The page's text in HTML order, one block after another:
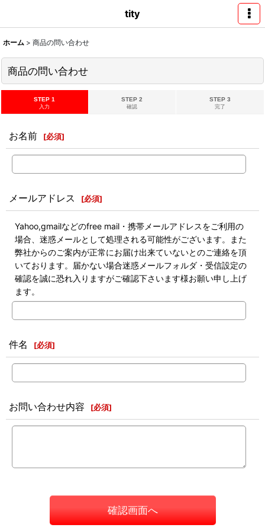
tity
ホーム > 商品の問い合わせ
商品の問い合わせ
STEP 1
入力
STEP 2
確認
STEP 3
完了
お名前 [必須]
メールアドレス [必須]
Yahoo,gmailなどのfree mail・携帯メールアドレスをご利用の
場合、迷惑メールとして処理される可能性がございます。また
弊社からのご案内が正常にお届け出来ていないとのご連絡を頂
いております。届かない場合迷惑メールフォルダ・受信設定の
確認を誠に恐れ入りますがご確認下さいます様お願い申し上げ
ます。
件名 [必須]
お問い合わせ内容 [必須]
確認画面へ